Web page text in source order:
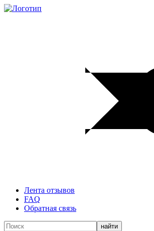
Лента отзывов
FAQ
Обратная связь